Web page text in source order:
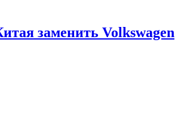
заменить Volkswagen